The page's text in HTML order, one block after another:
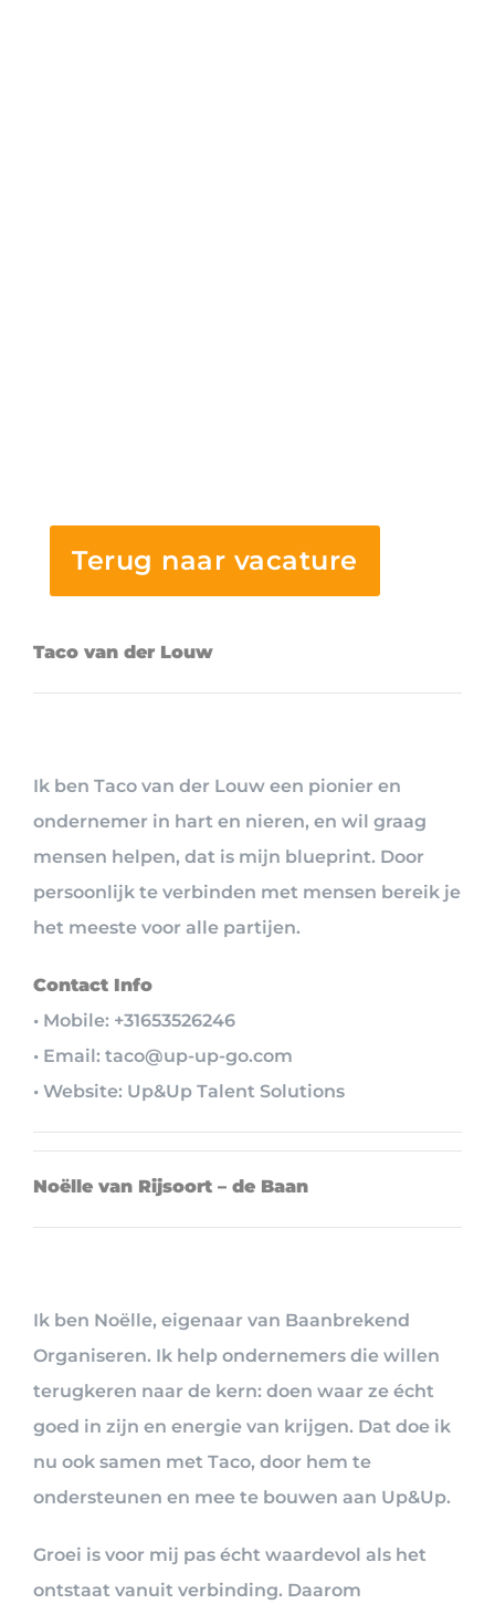
Terug naar vacature
Taco van der Louw
Ik ben Taco van der Louw een pionier en
ondernemer in hart en nieren, en wil graag
mensen helpen, dat is mijn blueprint. Door
persoonlijk te verbinden met mensen bereik je
het meeste voor alle partijen.
Contact Info
• Mobile: +31653526246
• Email: taco@up-up-go.com
• Website: Up&Up Talent Solutions
Noëlle van Rijsoort – de Baan
Ik ben Noëlle, eigenaar van Baanbrekend
Organiseren. Ik help ondernemers die willen
terugkeren naar de kern: doen waar ze écht
goed in zijn en energie van krijgen. Dat doe ik
nu ook samen met Taco, door hem te
ondersteunen en mee te bouwen aan Up&Up.
Groei is voor mij pas écht waardevol als het
ontstaat vanuit verbinding. Daarom